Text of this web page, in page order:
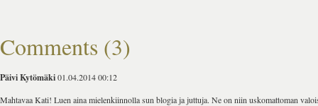
Comments (3)
Päivi Kytömäki01.04.2014 00:12
Mahtavaa Kati! Luen aina mielenkiinnolla sun blogia ja juttuja. Ne on niin uskomattoman